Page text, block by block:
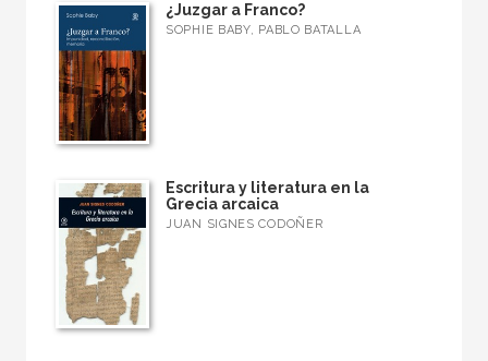
¿Juzgar a Franco?
SOPHIE BABY, PABLO BATALLA
Escritura y literatura en la
Grecia arcaica
JUAN SIGNES CODOÑER